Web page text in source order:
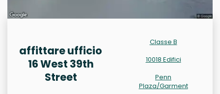
affittare ufficio
16 West 39th
Street
Classe B
10018 Edifici
Penn
Plaza/Garment